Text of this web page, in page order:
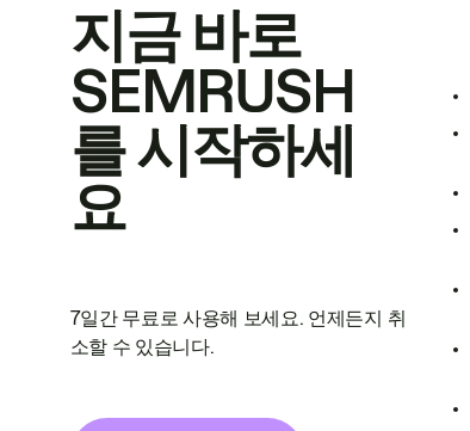
지금 바로
SEMRUSH
를 시작하세
요
7일간 무료로 사용해 보세요. 언제든지 취
소할 수 있습니다.